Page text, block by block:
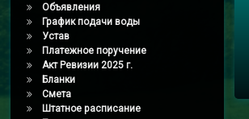
Объявления
График подачи воды
Устав
Платежное поручение
Акт Ревизии 2025 г.
Бланки
Смета
Штатное расписание